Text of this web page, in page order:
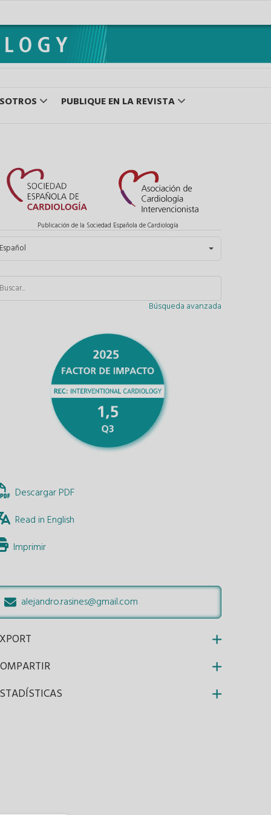
PUBLIQUE EN LA REVISTA
Publicación de la Sociedad Española de Cardiología
Seleccione su idioma
Español
Búsqueda avanzada
Descargar PDF
Read in English
Imprimir
alejandro.rasines@gmail.com